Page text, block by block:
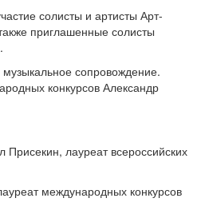
солисты и артисты Арт-
приглашенные солисты
сопровождение.
конкурсов Александр
лауреат всероссийских
международных конкурсов